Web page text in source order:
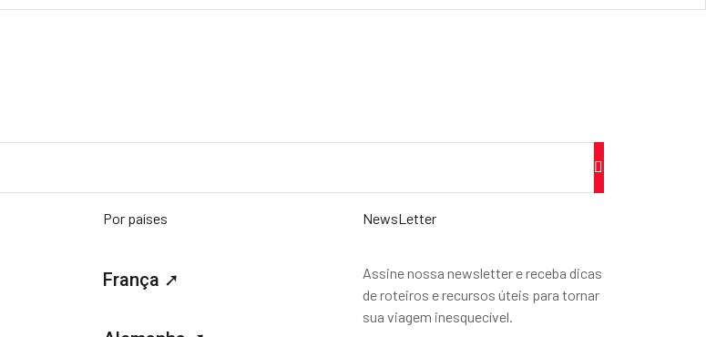
Por países
França ➚
NewsLetter
Assine nossa newsletter e receba dicas
de roteiros e recursos úteis para tornar
sua viagem inesquecível.